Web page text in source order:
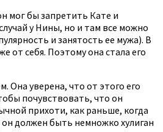
мог бы запретить Кате и
у Нины, но и там все можно
и занятость ее мужа). В
от себя. Поэтому она стала его
Она уверена, что от этого его
почувствовать, что он
прихоти, как раньше, когда
должен быть немножко хулиган